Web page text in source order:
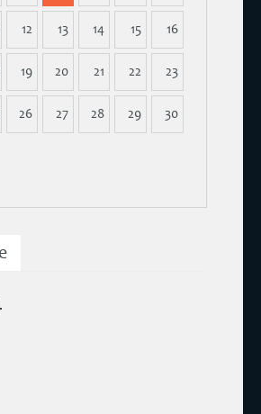
12 13 14 15 16
19 20 21 22 23
26 27 28 29 30